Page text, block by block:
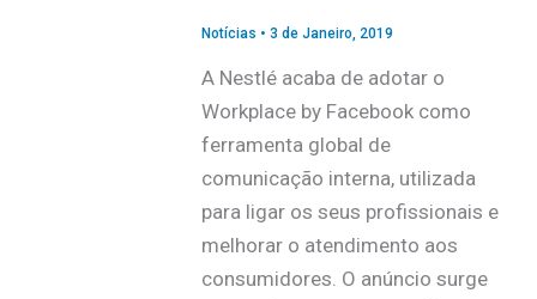
Notícias • 3 de Janeiro, 2019
A Nestlé acaba de adotar o
Workplace by Facebook como
ferramenta global de
comunicação interna, utilizada
para ligar os seus profissionais e
melhorar o atendimento aos
consumidores. O anúncio surge